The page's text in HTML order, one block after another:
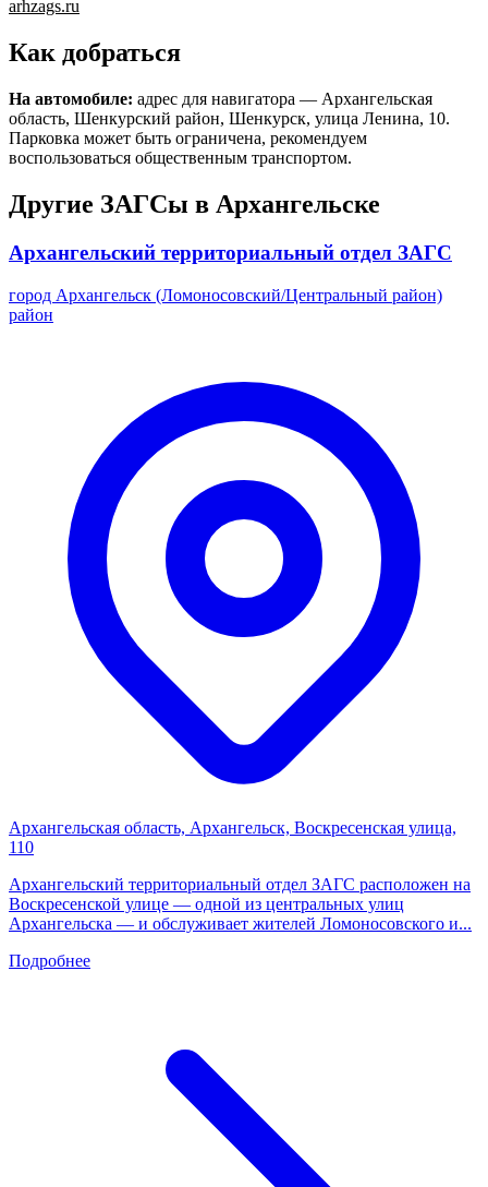
arhzags.ru
Как добраться
На автомобиле: адрес для навигатора — Архангельская
область, Шенкурский район, Шенкурск, улица Ленина, 10.
Парковка может быть ограничена, рекомендуем
воспользоваться общественным транспортом.
Другие ЗАГСы в Архангельске
Архангельский территориальный отдел ЗАГС
город Архангельск (Ломоносовский/Центральный район)
район
Архангельская область, Архангельск, Воскресенская улица,
110
Архангельский территориальный отдел ЗАГС расположен на
Воскресенской улице — одной из центральных улиц
Архангельска — и обслуживает жителей Ломоносовского и...
Подробнее